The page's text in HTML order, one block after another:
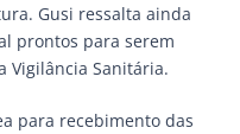
Gusi ressalta ainda
prontos para serem
Vigilância Sanitária.
para recebimento das